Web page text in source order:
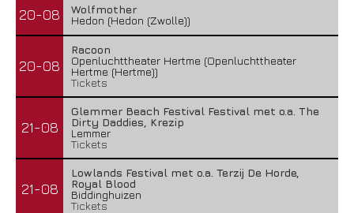
20-08
Wolfmother
Hedon (Hedon (Zwolle))
20-08
Racoon
Openluchttheater Hertme (Openluchttheater
Hertme (Hertme))
Tickets
21-08
Glemmer Beach Festival Festival met o.a. The
Dirty Daddies, Krezip
Lemmer
Tickets
21-08
Lowlands Festival met o.a. Terzij De Horde,
Royal Blood
Biddinghuizen
Tickets